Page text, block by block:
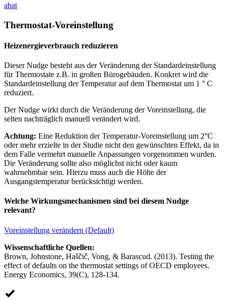
abat
Thermostat-Voreinstellung
Heizenergieverbrauch reduzieren
Dieser Nudge besteht aus der Veränderung der Standardeinstellung
für Thermostate z.B. in großen Bürogebäuden. Konkret wird die
Standardeinstellung der Temperatur auf dem Thermostat um 1 ° C
reduziert.
Der Nudge wirkt durch die Veränderung der Voreinstellung, die
selten nachträglich manuell verändert wird.
Achtung: Eine Reduktion der Temperatur-Voreinstellung um 2°C
oder mehr erzielte in der Studie nicht den gewünschten Effekt, da in
dem Falle vermehrt manuelle Anpassungen vorgenommen wurden.
Die Veränderung sollte also möglichst nicht oder kaum
wahrnehmbar sein. Hierzu muss auch die Höhe der
Ausgangstemperatur berücksichtigt werden.
Welche Wirkungsmechanismen sind bei diesem Nudge
relevant?
Voreinstellung verändern (Default)
Wissenschaftliche Quellen:
Brown, Johnstone, Haščič, Vong, & Barascud. (2013). Testing the
effect of defaults on the thermostat settings of OECD employees.
Energy Economics, 39(C), 128-134.